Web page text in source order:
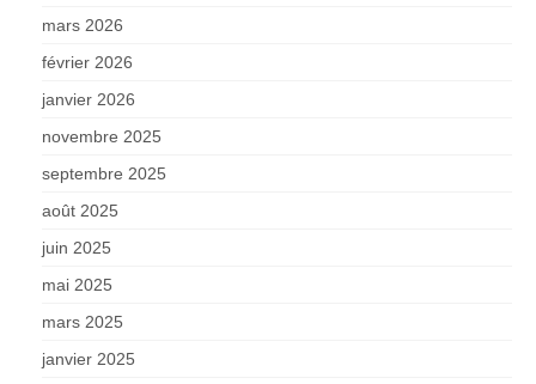
mars 2026
février 2026
janvier 2026
novembre 2025
septembre 2025
août 2025
juin 2025
mai 2025
mars 2025
janvier 2025